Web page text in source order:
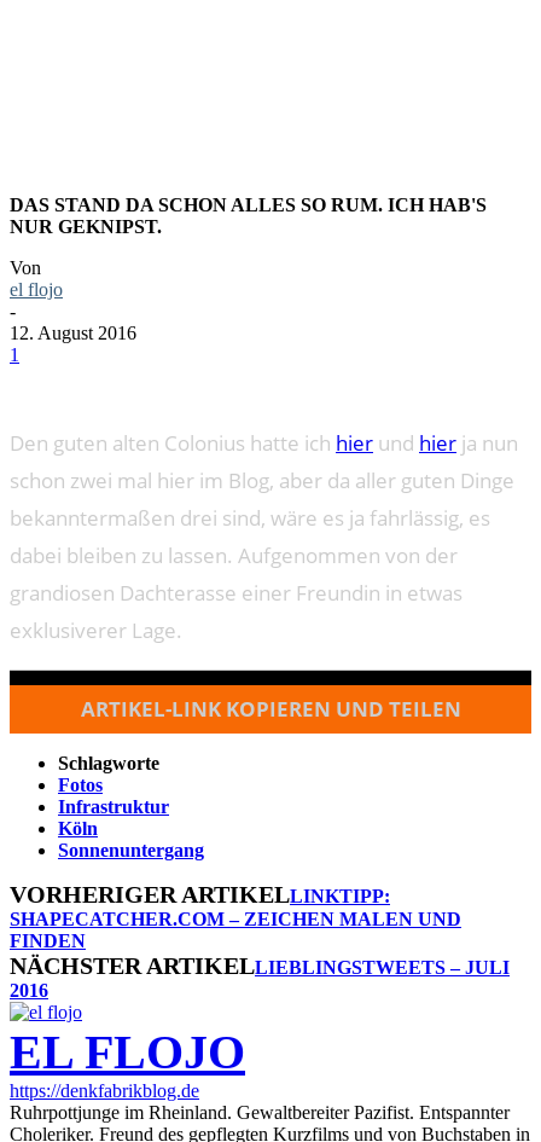
DAS STAND DA SCHON ALLES SO RUM. ICH HAB'S
NUR GEKNIPST.
Von
el flojo
-
12. August 2016
1
Den guten alten Colonius hatte ich hier und hier ja nun
schon zwei mal hier im Blog, aber da aller guten Dinge
bekanntermaßen drei sind, wäre es ja fahrlässig, es
dabei bleiben zu lassen. Aufgenommen von der
grandiosen Dachterasse einer Freundin in etwas
exklusiverer Lage.
ARTIKEL-LINK KOPIEREN UND TEILEN
Schlagworte
Fotos
Infrastruktur
Köln
Sonnenuntergang
VORHERIGER ARTIKELLINKTIPP:
SHAPECATCHER.COM – ZEICHEN MALEN UND
FINDEN
NÄCHSTER ARTIKELLIEBLINGSTWEETS – JULI
2016
EL FLOJO
https://denkfabrikblog.de
Ruhrpottjunge im Rheinland. Gewaltbereiter Pazifist. Entspannter
Choleriker. Freund des gepflegten Kurzfilms und von Buchstaben in